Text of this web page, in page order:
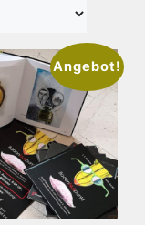
Angebot!